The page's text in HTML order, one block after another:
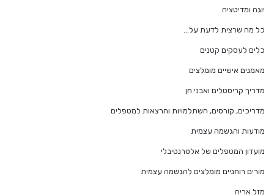
יוגה ומדיטציה
כל מה שרצית לדעת על…
כלים לעסקים קטנים
מאמנים אישיים מומלצים
מדריך קריסטלים ואבני חן
מדריכים, קורסים, השתלמויות והרצאות למטפלים
מודעות והגשמה עצמית
מועדון המטפלים של אלטרנטיבלי
מורים רוחניים מומלצים להגשמה עצמית
מזל אריה